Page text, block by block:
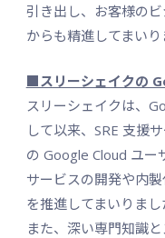
引き出し、お客様の
からも精進してまいり
■スリーシェイクの
スリーシェイクは、
して以来、SRE 支援
の Google Cloud ユー
サービスの開発や内
を推進してまいりまし
また、深い専門知識